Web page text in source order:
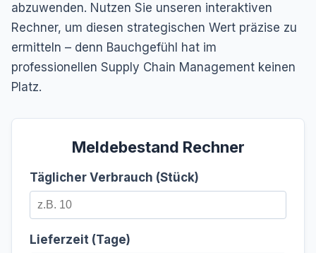
abzuwenden. Nutzen Sie unseren interaktiven
Rechner, um diesen strategischen Wert präzise zu
ermitteln – denn Bauchgefühl hat im
professionellen Supply Chain Management keinen
Platz.
Meldebestand Rechner
Täglicher Verbrauch (Stück)
Lieferzeit (Tage)